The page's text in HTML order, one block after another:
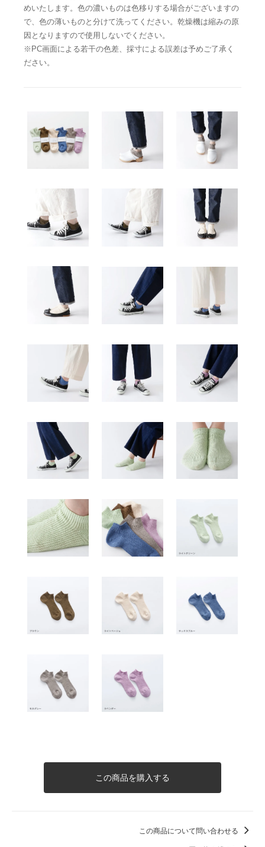
めいたします。色の濃いものは色移りする場合がございますの
で、色の薄いものと分けて洗ってください。乾燥機は縮みの原
因となりますので使用しないでください。
※PC画面による若干の色差、採寸による誤差は予めご了承く
ださい。
この商品を購入する
この商品について問い合わせる